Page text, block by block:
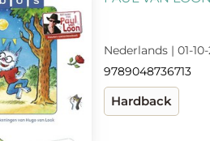
Nederlands | 01-
9789048736713
Hardback